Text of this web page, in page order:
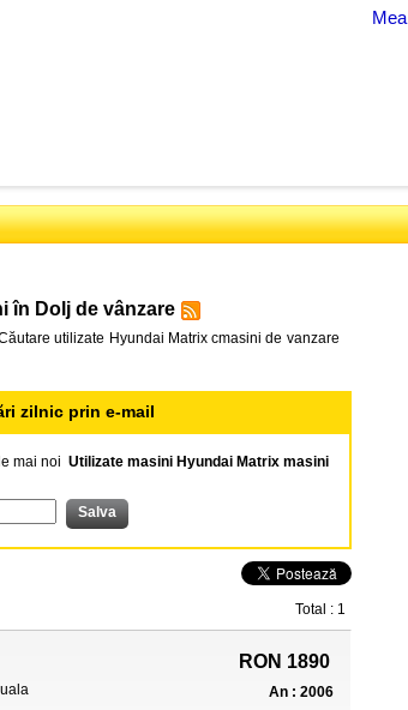
în Dolj de vânzare
utilizate Hyundai Matrix cmasini de vanzare
zilnic prin e-mail
mai noi Utilizate masini Hyundai Matrix masini
Total : 1
RON 1890
An : 2006